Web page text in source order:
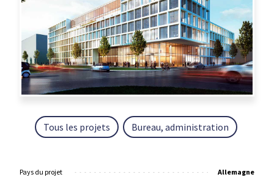
Tous les projets Bureau, administration
Pays du projet Allemagne